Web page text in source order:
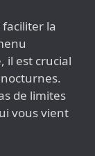
la
il est crucial
de limites
vous vient